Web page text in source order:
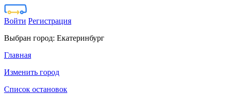
Войти Регистрация
Выбран город: Екатеринбург
Главная
Изменить город
Список остановок